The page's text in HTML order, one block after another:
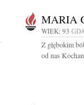
MARIA
WIEK: 93
Z głębokim
od nas